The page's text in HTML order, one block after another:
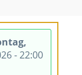
- 22:00